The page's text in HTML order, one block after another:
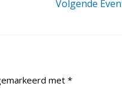
Volgende
met*